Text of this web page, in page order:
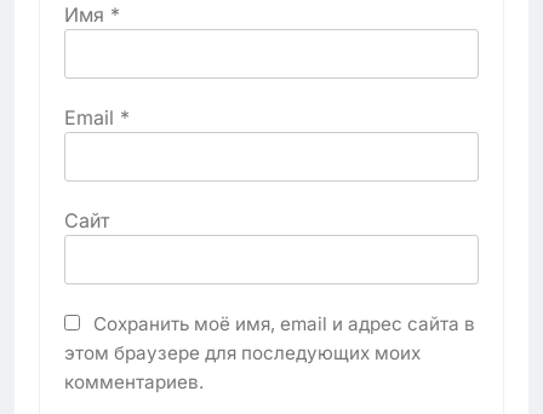
Имя *
Email *
Сайт
Сохранить моё имя, email и адрес сайта в
этом браузере для последующих моих
комментариев.